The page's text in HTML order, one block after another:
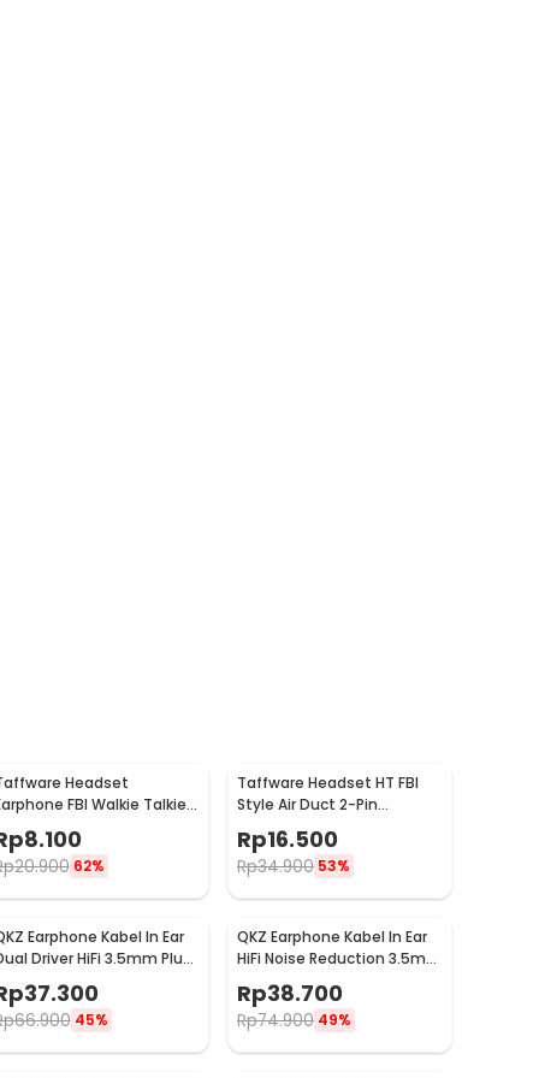
Headset
FBI Walkie Talkie
HT 2 Pin 102dB for Baofeng
K0459
8.100
20.900 62%
Taffware Headset HT FBI
Style Air Duct 2-Pin
Transparan Walkie Talkie -
C93A
Rp16.500
Rp34.900 53%
Earphone Kabel In Ear
Driver HiFi 3.5mm Plug
with Mic - QKZ-CK8
37.300
66.900 45%
QKZ Earphone Kabel In Ear
HiFi Noise Reduction 3.5mm
Plug with Mic - QKZ-CK5
Rp38.700
Rp74.900 49%